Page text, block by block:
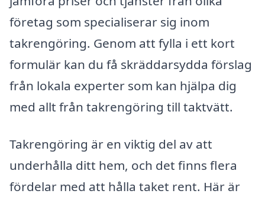
företag som specialiserar sig inom
takrengöring. Genom att fylla i ett kort
formulär kan du få skräddarsydda förslag
från lokala experter som kan hjälpa dig
med allt från takrengöring till taktvätt.
Takrengöring är en viktig del av att
underhålla ditt hem, och det finns flera
fördelar med att hålla taket rent. Här är